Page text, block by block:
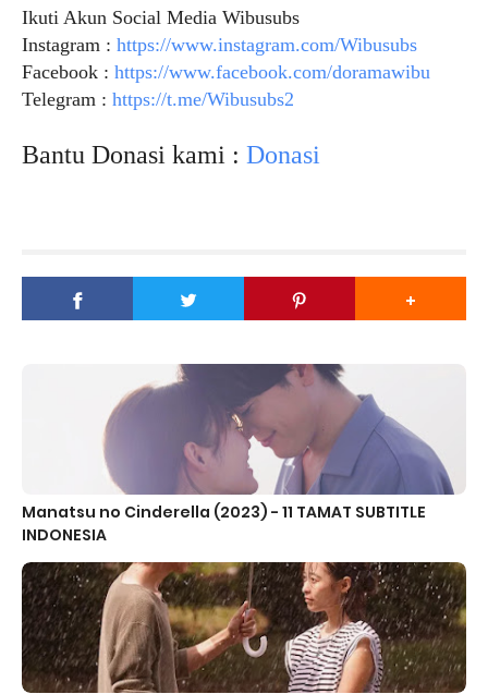
Ikuti Akun Social Media Wibusubs
Instagram : https://www.instagram.com/Wibusubs
Facebook : https://www.facebook.com/doramawibu
Telegram : https://t.me/Wibusubs2
Bantu Donasi kami : Donasi
Manatsu no Cinderella (2023) - 11 TAMAT SUBTITLE
INDONESIA